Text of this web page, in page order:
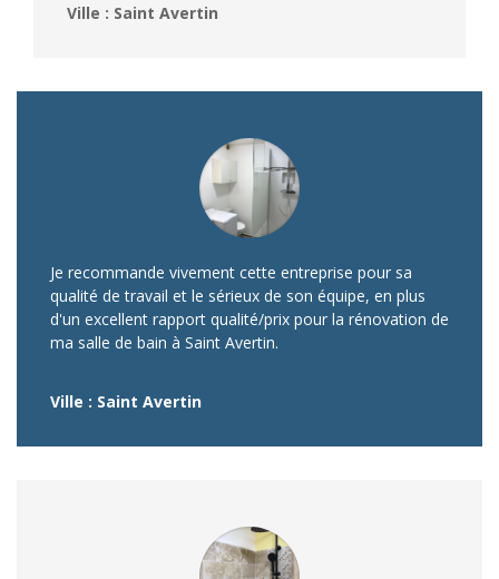
Ville : Saint Avertin
Je recommande vivement cette entreprise pour sa
qualité de travail et le sérieux de son équipe, en plus
d'un excellent rapport qualité/prix pour la rénovation de
ma salle de bain à Saint Avertin.
Ville : Saint Avertin